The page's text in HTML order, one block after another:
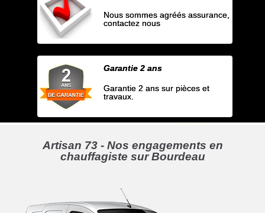
Nous sommes agréés assurance,
contactez nous
Garantie 2 ans
Garantie 2 ans sur pièces et
travaux.
Artisan 73 - Nos engagements en
chauffagiste sur Bourdeau